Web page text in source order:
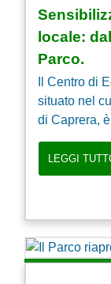
locale:
Parco.
Il Centro di
situato nel
di Caprera,
LEGGI